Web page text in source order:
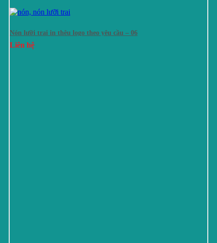
Nón lưỡi trai in thêu logo theo yêu cầu – 06
Liên hệ